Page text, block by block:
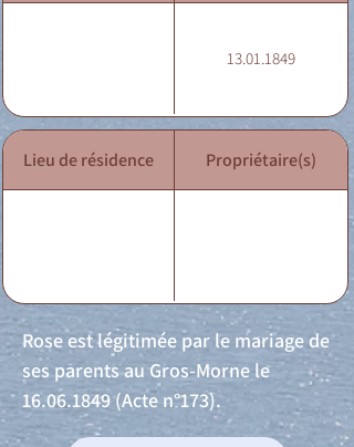
13.01.1849
Lieu de résidence Propriétaire(s)
Rose est légitimée par le mariage de
ses parents au Gros-Morne le
16.06.1849(Acte n°173).